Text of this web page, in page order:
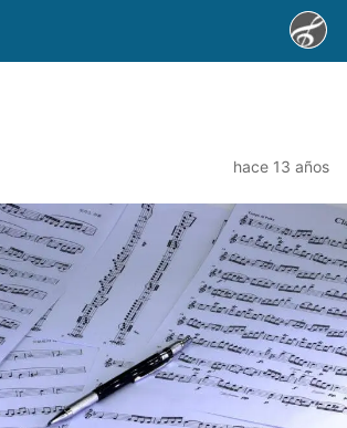
hace 13 años